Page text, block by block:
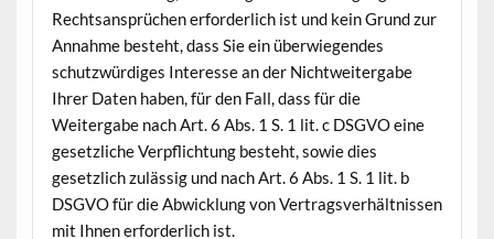
Rechtsansprüchen erforderlich ist und kein Grund zur
Annahme besteht, dass Sie ein überwiegendes
schutzwürdiges Interesse an der Nichtweitergabe
Ihrer Daten haben, für den Fall, dass für die
Weitergabe nach Art. 6 Abs. 1 S. 1 lit. c DSGVO eine
gesetzliche Verpflichtung besteht, sowie dies
gesetzlich zulässig und nach Art. 6 Abs. 1 S. 1 lit. b
DSGVO für die Abwicklung von Vertragsverhältnissen
mit Ihnen erforderlich ist.